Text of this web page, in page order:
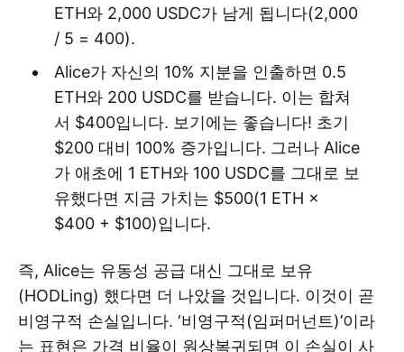
ETH와 2,000 USDC가 남게 됩니다(2,000
/ 5 = 400).
Alice가 자신의 10% 지분을 인출하면 0.5
ETH와 200 USDC를 받습니다. 이는 합쳐
서 $400입니다. 보기에는 좋습니다! 초기
$200 대비 100% 증가입니다. 그러나 Alice
가 애초에 1 ETH와 100 USDC를 그대로 보
유했다면 지금 가치는 $500(1 ETH ×
$400 + $100)입니다.
즉, Alice는 유동성 공급 대신 그대로 보유
(HODLing) 했다면 더 나았을 것입니다. 이것이 곧
비영구적 손실입니다. ‘비영구적(임퍼머넌트)’이라
는 표현은 가격 비율이 원상복귀되면 이 손실이 사